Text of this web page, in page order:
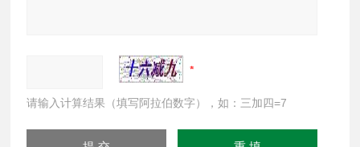
请输入计算结果（填写阿拉伯数字），如：三加四=7